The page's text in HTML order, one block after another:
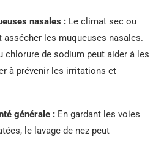
nasales : Le climat sec ou
assécher les muqueuses nasales.
chlorure de sodium peut aider à les
à prévenir les irritations et
générale : En gardant les voies
le lavage de nez peut